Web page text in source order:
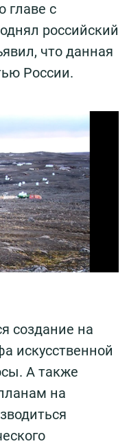
главе с
российский
что данная
России.
создание на
искусственной
А также
на